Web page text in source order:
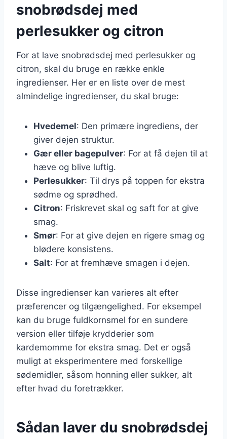
snobrødsdej med
perlesukker og citron
For at lave snobrødsdej med perlesukker og
citron, skal du bruge en række enkle
ingredienser. Her er en liste over de mest
almindelige ingredienser, du skal bruge:
Hvedemel: Den primære ingrediens, der
giver dejen struktur.
Gær eller bagepulver: For at få dejen til at
hæve og blive luftig.
Perlesukker: Til drys på toppen for ekstra
sødme og sprødhed.
Citron: Friskrevet skal og saft for at give
smag.
Smør: For at give dejen en rigere smag og
blødere konsistens.
Salt: For at fremhæve smagen i dejen.
Disse ingredienser kan varieres alt efter
præferencer og tilgængelighed. For eksempel
kan du bruge fuldkornsmel for en sundere
version eller tilføje krydderier som
kardemomme for ekstra smag. Det er også
muligt at eksperimentere med forskellige
sødemidler, såsom honning eller sukker, alt
efter hvad du foretrækker.
Sådan laver du snobrødsdej